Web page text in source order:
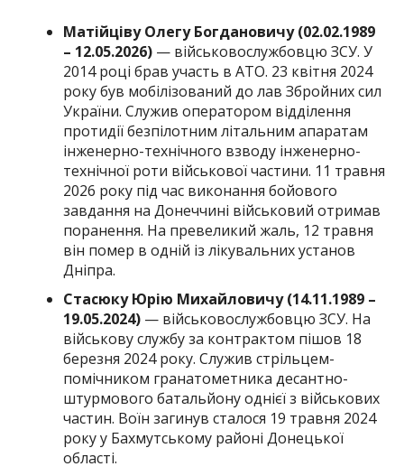
Матійціву Олегу Богдановичу(02.02.1989
– 12.05.2026) — військовослужбовцю ЗСУ. У
2014 році брав участь в АТО. 23 квітня 2024
року був мобілізований до лав Збройних сил
України. Служив оператором відділення
протидії безпілотним літальним апаратам
інженерно-технічного взводу інженерно-
технічної роти військової частини. 11 травня
2026 року під час виконання бойового
завдання на Донеччині військовий отримав
поранення. На превеликий жаль, 12 травня
він помер в одній із лікувальних установ
Дніпра.
Стасюку Юрію Михайловичу (14.11.1989 –
19.05.2024) — військовослужбовцю ЗСУ. На
військову службу за контрактом пішов 18
березня 2024 року. Служив стрільцем-
помічником гранатометника десантно-
штурмового батальйону однієї з військових
частин. Воїн загинув сталося 19 травня 2024
року у Бахмутському районі Донецької
області.